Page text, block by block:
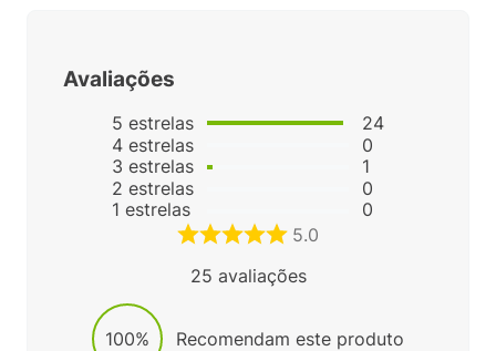
Avaliações
5 estrelas
4 estrelas
3 estrelas
2 estrelas
1 estrelas
24
0
1
0
0
5.0
25 avaliações
100% Recomendam este produto